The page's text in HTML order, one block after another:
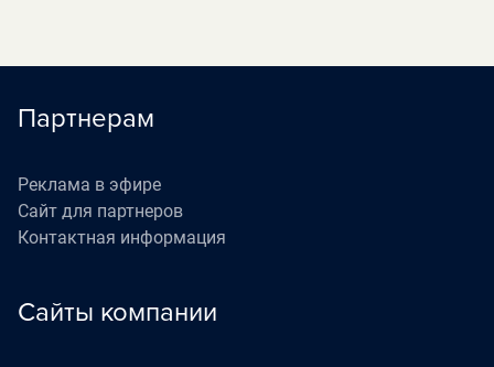
Партнерам
Реклама в эфире
Сайт для партнеров
Контактная информация
Сайты компании